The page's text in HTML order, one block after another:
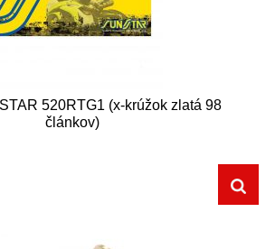
520RTG1 (x-krúžok zlatá 98
článkov)